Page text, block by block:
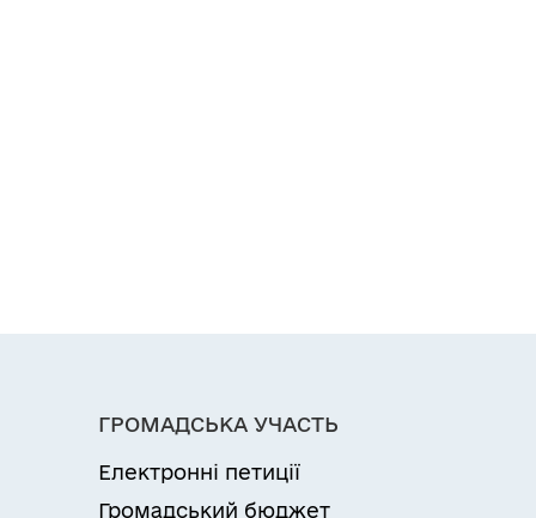
ГРОМАДСЬКА УЧАСТЬ
Електронні петиції
Громадський бюджет